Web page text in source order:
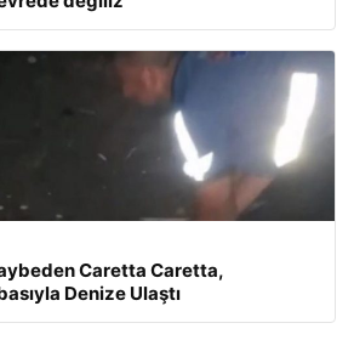
Caretta Caretta,
Denize Ulaştı